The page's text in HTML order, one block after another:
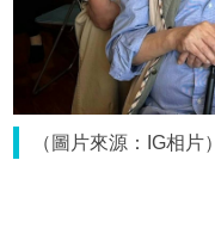
（圖片來源：IG相片）